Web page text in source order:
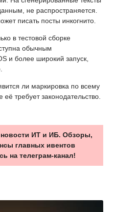
не распространяется.
писать посты инкогнито.
в тестовой сборке
обычным
и более широкий запуск,
ли маркировка по всему
требует законодательство.
ИТ и ИБ. Обзоры,
главных ивентов
на телеграм-канал!